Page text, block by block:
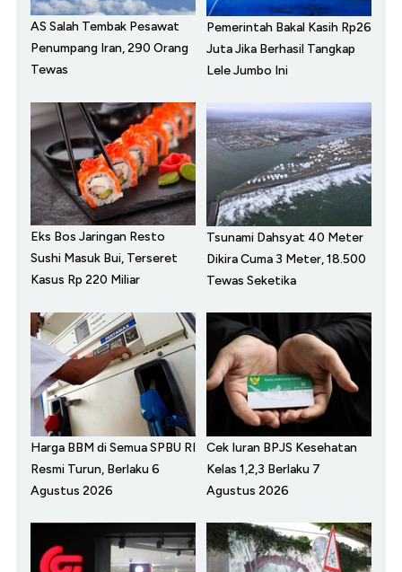
AS Salah Tembak Pesawat
Penumpang Iran, 290 Orang
Tewas
Pemerintah Bakal Kasih Rp26
Juta Jika Berhasil Tangkap
Lele Jumbo Ini
Eks Bos Jaringan Resto
Sushi Masuk Bui, Terseret
Kasus Rp 220 Miliar
Tsunami Dahsyat 40 Meter
Dikira Cuma 3 Meter, 18.500
Tewas Seketika
Harga BBM di Semua SPBU RI
Resmi Turun, Berlaku 6
Agustus 2026
Cek Iuran BPJS Kesehatan
Kelas 1,2,3 Berlaku 7
Agustus 2026